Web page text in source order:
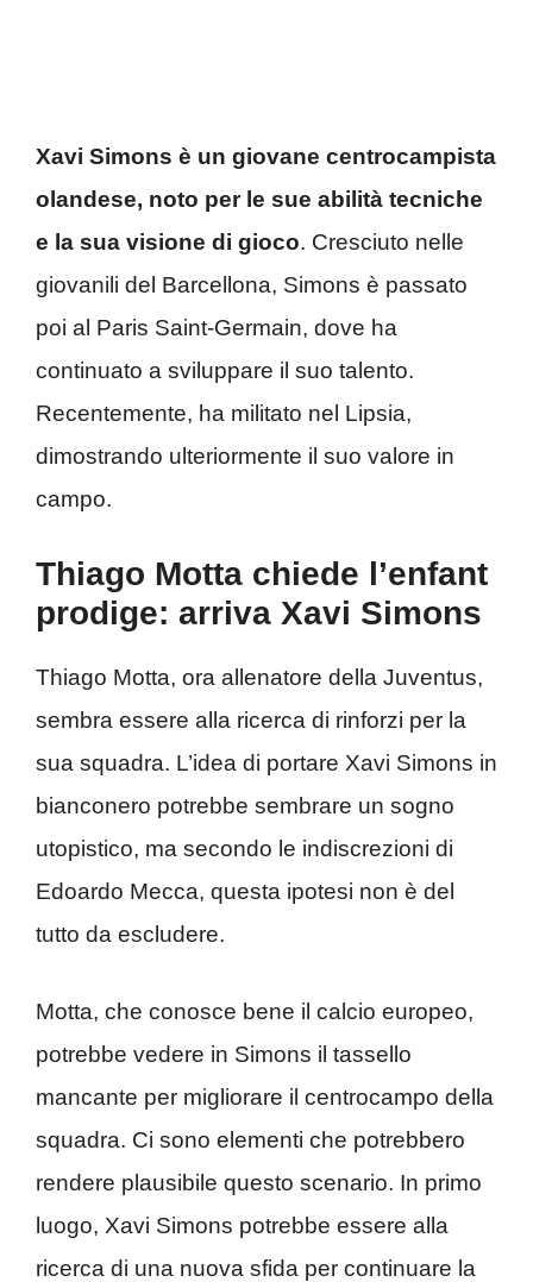
Xavi Simons è un giovane centrocampista
olandese, noto per le sue abilità tecniche
e la sua visione di gioco. Cresciuto nelle
giovanili del Barcellona, Simons è passato
poi al Paris Saint-Germain, dove ha
continuato a sviluppare il suo talento.
Recentemente, ha militato nel Lipsia,
dimostrando ulteriormente il suo valore in
campo.
Thiago Motta chiede l’enfant
prodige: arriva Xavi Simons
Thiago Motta, ora allenatore della Juventus,
sembra essere alla ricerca di rinforzi per la
sua squadra. L’idea di portare Xavi Simons in
bianconero potrebbe sembrare un sogno
utopistico, ma secondo le indiscrezioni di
Edoardo Mecca, questa ipotesi non è del
tutto da escludere.
Motta, che conosce bene il calcio europeo,
potrebbe vedere in Simons il tassello
mancante per migliorare il centrocampo della
squadra. Ci sono elementi che potrebbero
rendere plausibile questo scenario. In primo
luogo, Xavi Simons potrebbe essere alla
ricerca di una nuova sfida per continuare la